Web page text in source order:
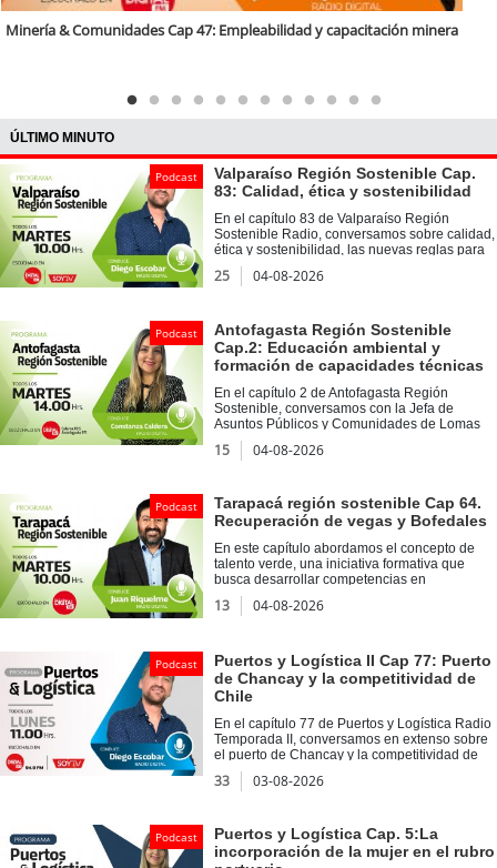
Cap 47: Empleabilidad y capacitación minera
ÚLTIMO MINUTO
Podcast
Valparaíso Región Sostenible Cap.
83: Calidad, ética y sostenibilidad
En el capítulo 83 de Valparaíso Región
Sostenible Radio, conversamos sobre calidad,
ética y sostenibilidad, las nuevas reglas para
las organizaciones del futuro junto al doctor
Elías Bracho Cordero, director Académico del
sección Voces Sostenibles, dialogamos con
Eva Soto Acevedo, académica de la Facultad
de Ingeniería y coordinadora del Diplomado
Energía 2030 de la Universidad de Playa
Ancha.
25 04-08-2026
Podcast
Antofagasta Región Sostenible
Cap.2: Educación ambiental y
formación de capacidades técnicas
En el capítulo 2 de Antofagasta Región
Sostenible, conversamos con la Jefa de
Asuntos Públicos y Comunidades de Lomas
Bayas, Mariela Dahmen acerca del programa
Semillero LomasLab, el cual entrega
Arenales. Asimismo, en Voces Sostenibles,
tuvimos como invitado a Rodolfo Tapia,
encargado de metodologías de Verdical, con
quien profundizamos en la importancia de la
educación ambiental.
15 04-08-2026
Podcast
Tarapacá región sostenible Cap 64.
Recuperación de vegas y Bofedales
En este capítulo abordamos el concepto de
talento verde, una iniciativa formativa que
busca desarrollar competencias en
sostenibilidad y economía circular en
estudiantes de educación superior. Además,
bofedales a través de la Iniciativa Más Agua,
un proyecto que rescata técnicas ancestrales
aymaras para la gestión sostenible del recurso
hídrico en ecosistemas altoandinos.
13 04-08-2026
Podcast
Puertos y Logística II Cap 77: Puerto
de Chancay y la competitividad de
Chile
En el capítulo 77 de Puertos y Logística Radio
Temporada II, conversamos en extenso sobre
el puerto de Chancay y la competitividad de
Chile junto a José Luis Canales, jefe de
carrera y académico de la Facultad de
del Mar. Además, en Voces del Puerto
conversamos junto a Margarita Norambuena
Valdivia, Profesora del Departamento de
33 03-08-2026
Podcast
Puertos y Logística Cap. 5:La
incorporación de la mujer en el rubro